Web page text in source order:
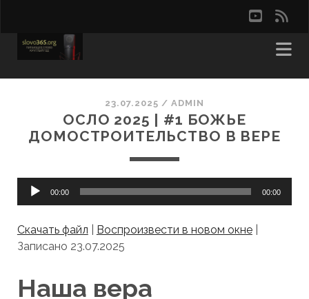
rss
23.07.2025 /ADMIN
ОСЛО 2025 | #1 БОЖЬЕ
ДОМОСТРОИТЕЛЬСТВО В ВЕРЕ
Аудиоплеер
00:00 00:00
Скачать файл Воспроизвести в новом окне|
Записано 23.07.2025
Наша вера